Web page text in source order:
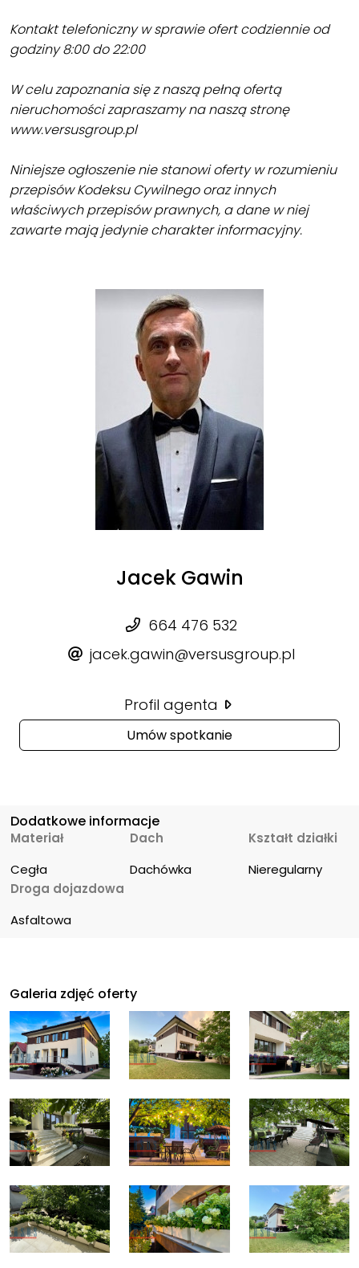
Kontakt telefoniczny w sprawie ofert codziennie od
godziny 8:00 do 22:00
W celu zapoznania się z naszą pełną ofertą
nieruchomości zapraszamy na naszą stronę
www.versusgroup.pl
Niniejsze ogłoszenie nie stanowi oferty w rozumieniu
przepisów Kodeksu Cywilnego oraz innych
właściwych przepisów prawnych, a dane w niej
zawarte mają jedynie charakter informacyjny.
Jacek Gawin
664 476 532
jacek.gawin@versusgroup.pl
Profil agenta
Umów spotkanie
Dodatkowe informacje
Materiał
Cegła
Dach
Dachówka
Kształt działki
Nieregularny
Droga dojazdowa
Asfaltowa
Galeria zdjęć oferty